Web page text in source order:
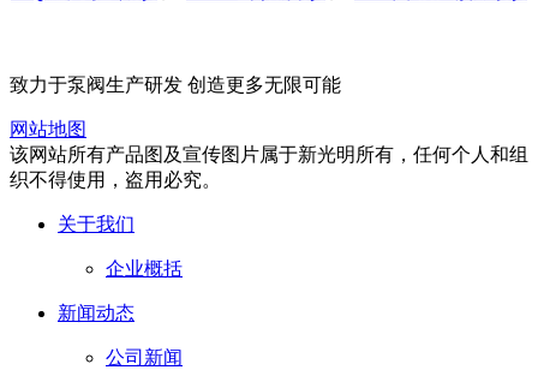
致力于泵阀生产研发 创造更多无限可能
网站地图
该网站所有产品图及宣传图片属于新光明所有，任何个人和组
织不得使用，盗用必究。
关于我们
企业概括
新闻动态
公司新闻